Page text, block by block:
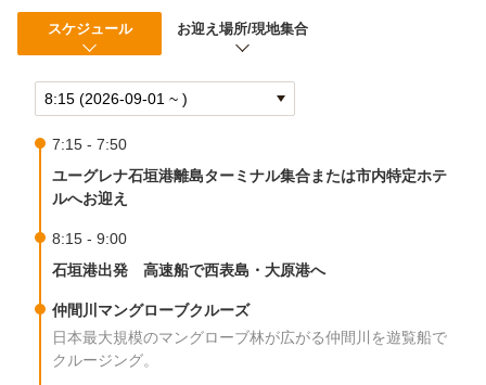
スケジュール お迎え場所/現地集合
7:15 - 7:50
ユーグレナ石垣港離島ターミナル集合または市内特定ホテ
ルへお迎え
8:15 - 9:00
石垣港出発 高速船で西表島・大原港へ
仲間川マングローブクルーズ
日本最大規模のマングローブ林が広がる仲間川を遊覧船で
クルージング。